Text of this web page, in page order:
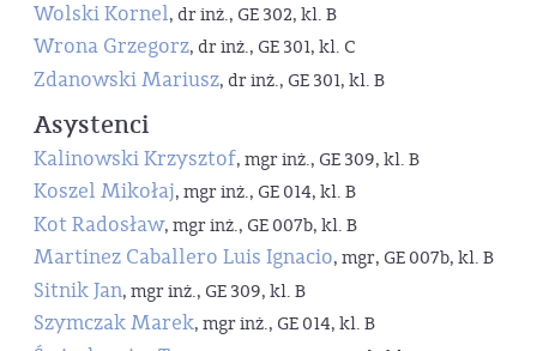
Wolski Kornel, dr inż., GE 302, kl. B
Wrona Grzegorz, dr inż., GE 301, kl. C
Zdanowski Mariusz, dr inż., GE 301, kl. B
Asystenci
Kalinowski Krzysztof, mgr inż., GE 309, kl. B
Koszel Mikołaj, mgr inż., GE 014, kl. B
Kot Radosław, mgr inż., GE 007b, kl. B
Martinez Caballero Luis Ignacio, mgr, GE 007b, kl. B
Sitnik Jan, mgr inż., GE 309, kl. B
Szymczak Marek, mgr inż., GE 014, kl. B